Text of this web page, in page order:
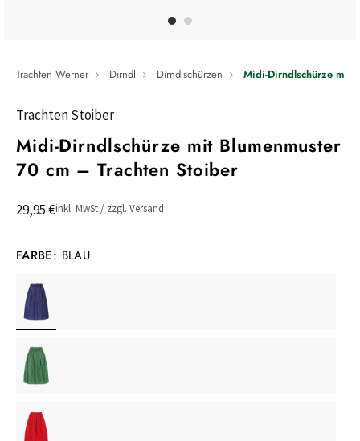
Trachten Werner Dirndl Dirndlschürzen Midi-Dirndlschürze mit
Trachten Stoiber
Midi-Dirndlschürze mit Blumenmuster
70 cm – Trachten Stoiber
29,95 €inkl. MwSt / zzgl. Versand
FARBE: BLAU